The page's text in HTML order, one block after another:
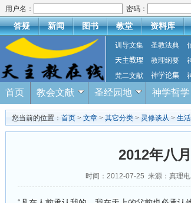
用户名： 密码：
答疑 新闻 图书 教堂 资料库
训导文集 圣教法典
天主教理
教理纲要
梵二文献
神学论集
首页 教会文献 圣经园地 神学哲学
您当前的位置： 首页 > 文章 > 其它分类 > 灵修谈从 > 生
2012年八
时间：2012-07-25 来源：真理